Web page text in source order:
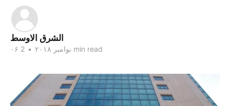
الشرق الاوسط
۰۶ نوامبر ۲۰۱۸ • 2 min read